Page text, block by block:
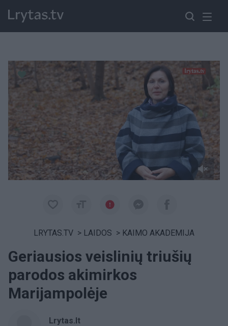
Paremkite Ukrainą
LRYTAS.TV > LAIDOS > KAIMO AKADEMIJA
Geriausios veislinių triušių
parodos akimirkos
Marijampolėje
Lrytas.lt